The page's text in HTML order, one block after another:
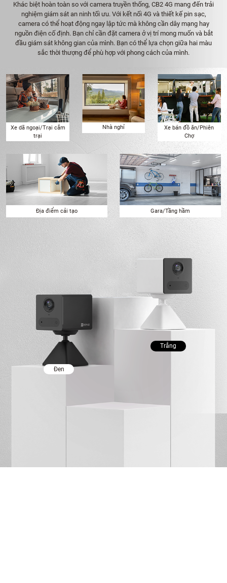
Khác biệt hoàn toàn so với camera truyền thống, CB2 4G mang đến trải
nghiệm giám sát an ninh tối ưu. Với kết nối 4G và thiết kế pin sạc,
camera có thể hoạt động ngay lập tức mà không cần dây mạng hay
nguồn điện cố định. Bạn chỉ cần đặt camera ở vị trí mong muốn và bắt
đầu giám sát không gian của mình. Bạn có thể lựa chọn giữa hai màu
sắc thời thượng để phù hợp với phong cách của mình.
Trắng
Đen
Xe dã ngoại/Trại cắm
trại
Nhà nghỉ
Xe bán đồ ăn/Phiên
Chợ
Địa điểm cải tạo Gara/Tầng hầm